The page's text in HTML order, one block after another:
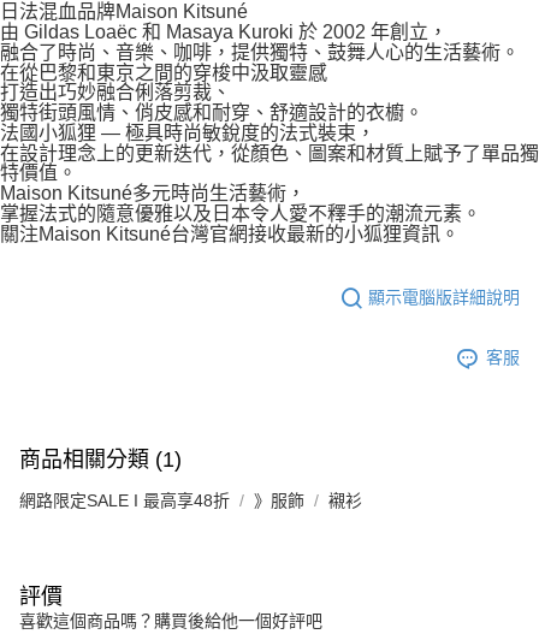
日法混血品牌Maison Kitsuné
由 Gildas Loaëc 和 Masaya Kuroki 於 2002 年創立，
融合了時尚、音樂、咖啡，提供獨特、鼓舞人心的生活藝術。
在從巴黎和東京之間的穿梭中汲取靈感
打造出巧妙融合俐落剪裁、
獨特街頭風情、俏皮感和耐穿、舒適設計的衣櫥。
法國小狐狸 — 極具時尚敏銳度的法式裝束，
在設計理念上的更新迭代，從顏色、圖案和材質上賦予了單品獨
特價值。
Maison Kitsuné多元時尚生活藝術，
掌握法式的隨意優雅以及日本令人愛不釋手的潮流元素。
關注Maison Kitsuné台灣官網接收最新的小狐狸資訊。
顯示電腦版詳細說明
客服
商品相關分類 (1)
網路限定SALE I 最高享48折 》服飾 襯衫
評價
喜歡這個商品嗎？購買後給他一個好評吧